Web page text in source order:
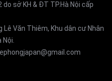
sở KH & ĐT TP.Hà Nội cấp
Văn Thiêm, Khu dân cư Nhân